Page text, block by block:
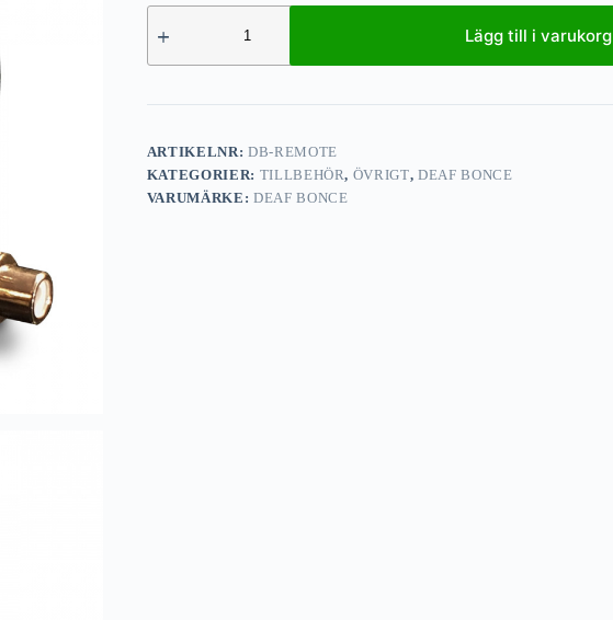
Lägg till i varukorg
ARTIKELNR: DB-REMOTE
KATEGORIER: TILLBEHÖR, ÖVRIGT, DEAF BONCE
VARUMÄRKE: DEAF BONCE